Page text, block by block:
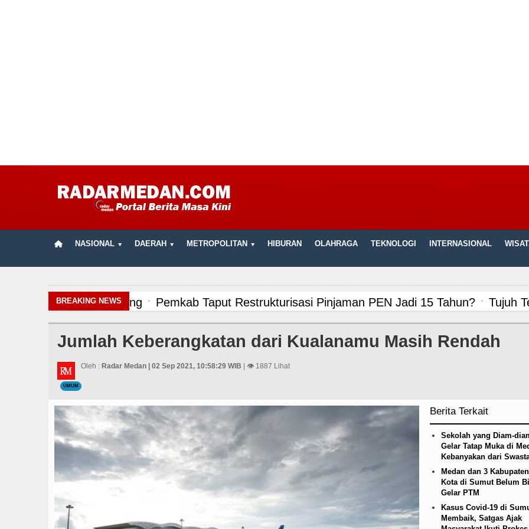
NASIONAL DAERAH METROPOLITAN HIBURAN OLAHRAGA TEKNOLOGI INTERNASIONAL
BREAKING NEWS Pemkab Taput Restrukturisasi Pinjaman PEN Jadi 15 Tahun? Tujuh
Bayern Munich Menang Tipis Atas Aston Villa Laga Persahabatan di Hong
Liverpool vs Monaco Laga Persahabatan di Anfield Minggu 9 Agustus
Gubernur Bobby Nasution Siapkan Rumah Produksi Kelapa di Nias Utara
Tujuh Tewas dalam Penembakan Massal di Sebuah Sekolah di Thailand
Polrestabes Medan Ungkap 1.187 Kasus Narkoba dalam 300 Hari,
Jumlah Keberangkatan dari Kualanamu Masih Rendah
Oleh : Radar Medan | 02 Sep 2021, 10:58:29 WIB | 👁 1887 Lihat
UMUM
Berita Terkait
Sekolah yang Diam-
Gelar Tatap Muka di
Kebanyakan dari
Medan dan 3 Kabupaten
Kota di Sumut Belum
Gelar PTM
Kasus Covid-19 di
Membaik, Satgas Ajak